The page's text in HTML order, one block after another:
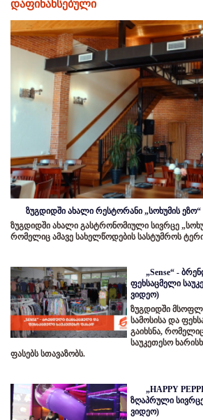
დაფინანსებული
ზუგდიდში ახალი რესტორანი „სოხუმის ეზო“
ზუგდიდში ახალი გასტრონომიული სივრცე
რომელიც ამავე სახელწოდების სასტუმროს
„Sense“ -
ფეხსაცმელი
ვიდეო)
ზუგდიდში
სამოსისა და
გაიხსნა,
საუკეთესო
ფასებს სთავაზობს.
„HAPPY
ზღაპრული
ვიდეო)